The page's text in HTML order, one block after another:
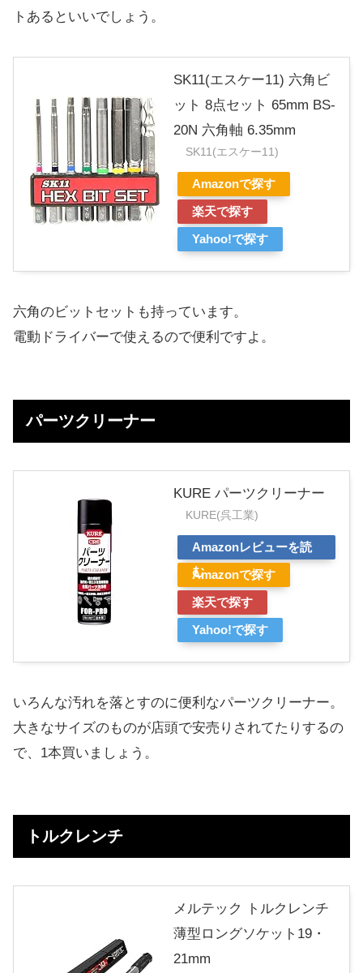
トあるといいでしょう。
SK11(エスケー11) 六角ビ
ット 8点セット 65mm BS-
20N 六角軸 6.35mm
SK11(エスケー11)
Amazonで探す
楽天で探す
Yahoo!で探す
六角のビットセットも持っています。
電動ドライバーで使えるので便利ですよ。
パーツクリーナー
KURE パーツクリーナー
KURE(呉工業)
Amazonレビューを読
む
Amazonで探す
楽天で探す
Yahoo!で探す
いろんな汚れを落とすのに便利なパーツクリーナー。
大きなサイズのものが店頭で安売りされてたりするの
で、1本買いましょう。
トルクレンチ
メルテック トルクレンチ
薄型ロングソケット19・
21mm